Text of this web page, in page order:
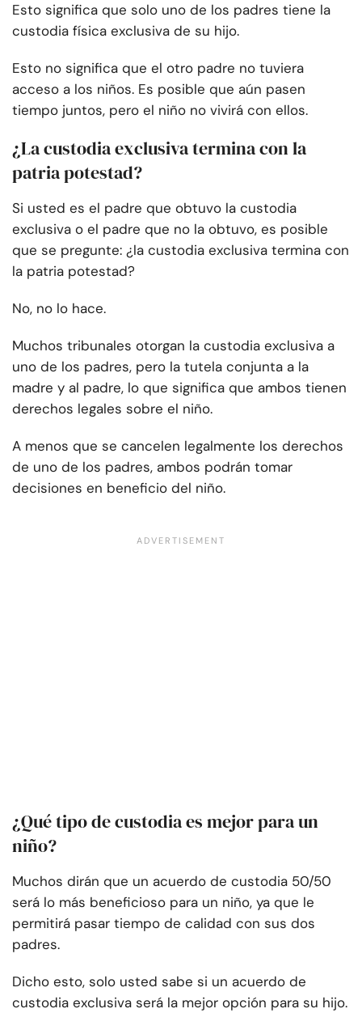
Esto significa que solo uno de los padres tiene la
custodia física exclusiva de su hijo.
Esto no significa que el otro padre no tuviera
acceso a los niños. Es posible que aún pasen
tiempo juntos, pero el niño no vivirá con ellos.
¿La custodia exclusiva termina con la
patria potestad?
Si usted es el padre que obtuvo la custodia
exclusiva o el padre que no la obtuvo, es posible
que se pregunte: ¿la custodia exclusiva termina con
la patria potestad?
No, no lo hace.
Muchos tribunales otorgan la custodia exclusiva a
uno de los padres, pero la tutela conjunta a la
madre y al padre, lo que significa que ambos tienen
derechos legales sobre el niño.
A menos que se cancelen legalmente los derechos
de uno de los padres, ambos podrán tomar
decisiones en beneficio del niño.
¿Qué tipo de custodia es mejor para un
niño?
Muchos dirán que un acuerdo de custodia 50/50
será lo más beneficioso para un niño, ya que le
permitirá pasar tiempo de calidad con sus dos
padres.
Dicho esto, solo usted sabe si un acuerdo de
custodia exclusiva será la mejor opción para su hijo.